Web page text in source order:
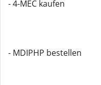
- 4-MEC kaufen
- MDIPHP bestellen